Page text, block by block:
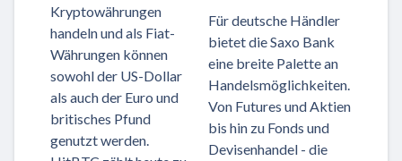
Kryptowährungen
handeln und als Fiat-
Währungen können
sowohl der US-Dollar
als auch der Euro und
britisches Pfund
genutzt werden.
Für deutsche Händler
bietet die Saxo Bank
eine breite Palette an
Handelsmöglichkeiten.
Von Futures und Aktien
bis hin zu Fonds und
Devisenhandel - die